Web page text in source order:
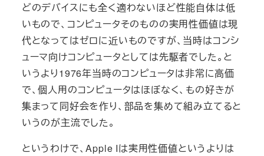
どのデバイスにも全く適わないほど性能自体は低
いもので、コンピュータそのものの実用性価値は現
代となってはゼロに近いものですが、当時はコンシ
ューマ向けコンピュータとしては先駆者でした。と
いうより1976年当時のコンピュータは非常に高価
で、個人用のコンピュータはほぼなく、もの好きが
集まって同好会を作り、部品を集めて組み立てると
いうのが主流でした。
というわけで、Apple Iは実用性価値というよりは